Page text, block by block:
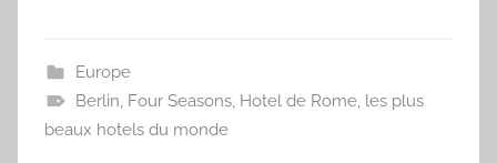
Europe
Berlin, Four Seasons, Hotel de Rome, les plus
beaux hotels du monde